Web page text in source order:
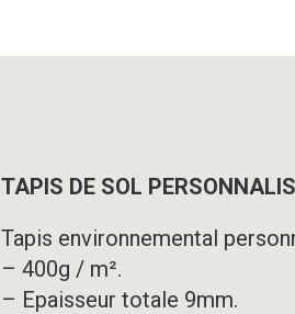
TAPIS DE SOL
Tapis environnemental
– 400g / m².
– Epaisseur totale 9mm.